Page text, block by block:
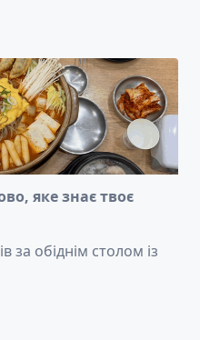
яке знає твоє
за обіднім столом із